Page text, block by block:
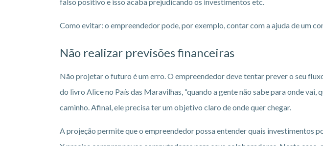
falso positivo e isso acaba prejudicando os investimentos etc.
Como evitar: o empreendedor pode, por exemplo, contar com a ajuda de um
Não realizar previsões financeiras
Não projetar o futuro é um erro. O empreendedor deve tentar prever o seu
do livro Alice no País das Maravilhas, “quando a gente não sabe para onde
caminho. Afinal, ele precisa ter um objetivo claro de onde quer chegar.
A projeção permite que o empreendedor possa entender quais investimentos